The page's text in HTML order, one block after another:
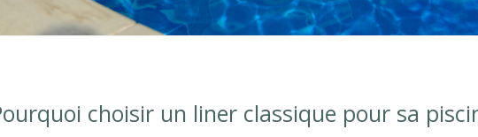
choisir un liner classique pour sa